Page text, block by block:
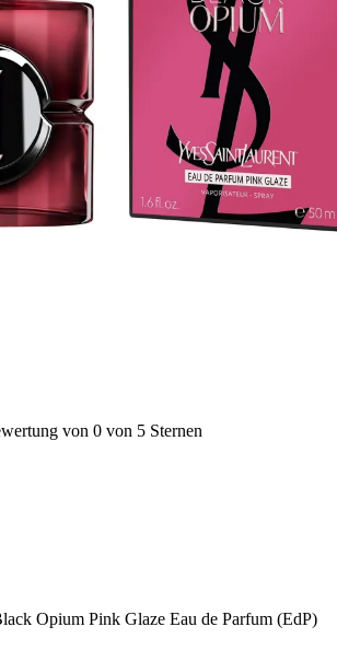
von 0 von 5 Sternen
Opium Pink Glaze Eau de Parfum (EdP)